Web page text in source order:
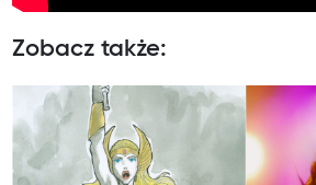
Zobacz także: